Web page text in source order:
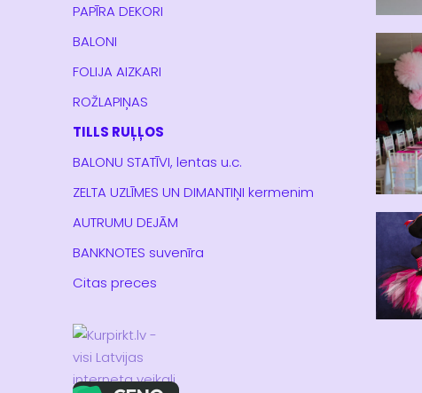
PAPĪRA DEKORI
BALONI
FOLIJA AIZKARI
ROŽLAPIŅAS
TILLS RUĻĻOS
BALONU STATĪVI, lentas u.c.
ZELTA UZLĪMES UN DIMANTIŅI kermenim
AUTRUMU DEJĀM
BANKNOTES suvenīra
Citas preces